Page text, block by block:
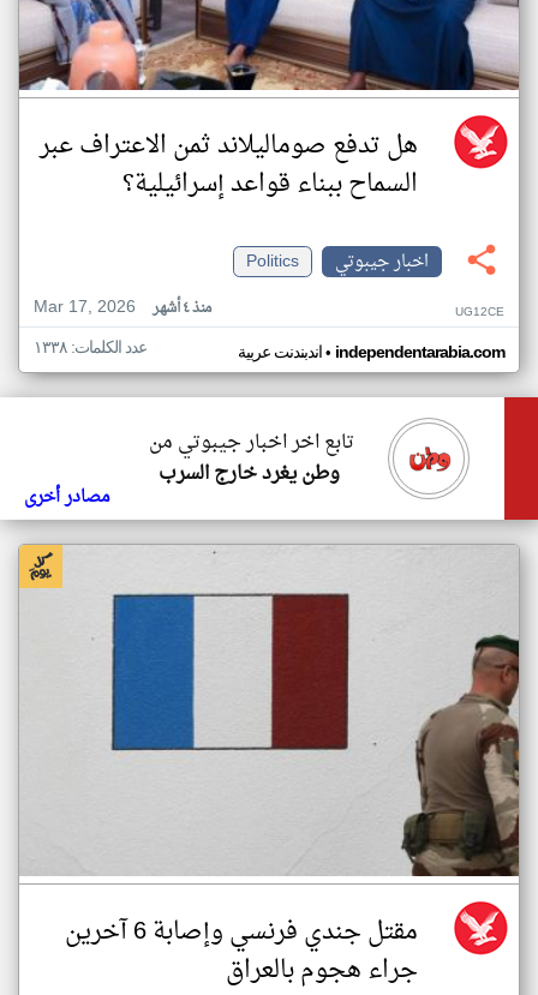
هل تدفع صوماليلاند ثمن الاعتراف عبر
السماح ببناء قواعد إسرائيلية؟
اخبار جيبوتي
Politics
Mar 17, 2026
منذ ٤ أشهر UG12CE
اندبندنت عربية• independentarabia.com عدد الكلمات: ١٣٣٨
تابع اخر اخبار جيبوتي من
وطن يغرد خارج السرب
مصادر أخرى
مقتل جندي فرنسي وإصابة 6 آخرين
جراء هجوم بالعراق